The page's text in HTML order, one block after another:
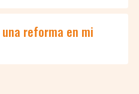
reforma en mi